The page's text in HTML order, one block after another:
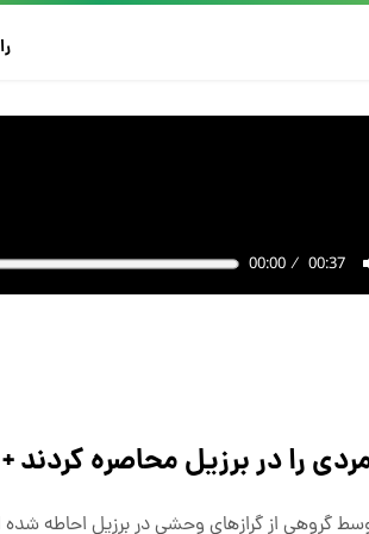
را در برزیل محاصره کردند
گروهی از گرازهای وحشی در برزیل احاطه